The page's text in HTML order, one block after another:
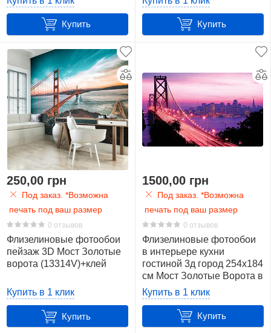
Купить Купить
250,00 грн
Под заказ. *Возможна
печать под ваш размер
0 отзывов
Флизелиновые фотообои
пейзаж 3D Мост Золотые
ворота (13314V)+клей
Купить в 1 клик
Купить
1500,00 грн
Под заказ. *Возможна
печать под ваш размер
0 отзывов
Флизелиновые фотообои
в интерьере кухни
гостиной 3д город 254x184
см Мост Золотые Ворота в
розовых огнях
417V4+клей
Купить в 1 клик
Купить